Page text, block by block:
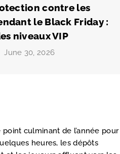
contre les
le Black Friday :
niveaux VIP
June 30, 2026
culminant de l’année pour
heures, les dépôts